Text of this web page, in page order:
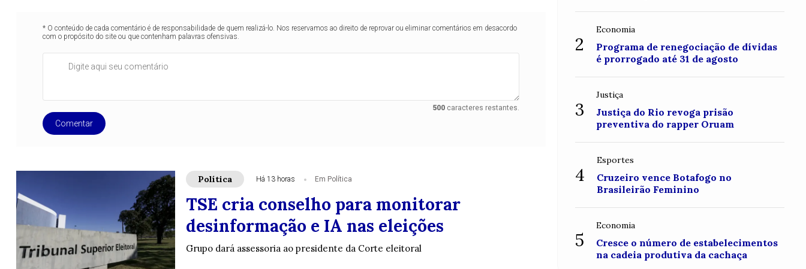
* O conteúdo de cada comentário é de responsabilidade de quem realizá-lo. Nos reservamos ao direito de reprovar ou eliminar comentários em desacordo
com o propósito do site ou que contenham palavras ofensivas.
500caracteres restantes.
Comentar
Política Há 13 horas Em Política
TSE cria conselho para monitorar
desinformação e IA nas eleições
Grupo dará assessoria ao presidente da Corte eleitoral
2
Economia
Programa de renegociação de dívidas
é prorrogado até 31 de agosto
3
Justiça
Justiça do Rio revoga prisão
preventiva do rapper Oruam
4
Esportes
Cruzeiro vence Botafogo no
Brasileirão Feminino
5
Economia
Cresce o número de estabelecimentos
na cadeia produtiva da cachaça